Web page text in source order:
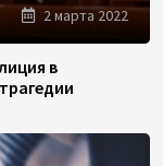
2 марта 2022
в